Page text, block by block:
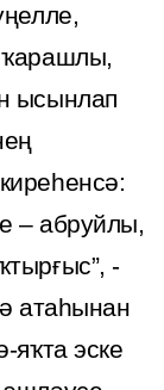
ысынлап
– абруйлы,
-
атаһынан
яҡта эске